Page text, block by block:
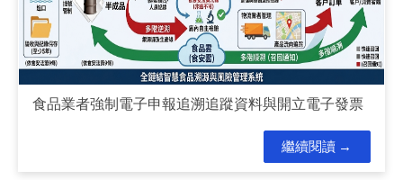
食品業者強制電子申報追溯追蹤資料與開立電子發票
繼續閱讀